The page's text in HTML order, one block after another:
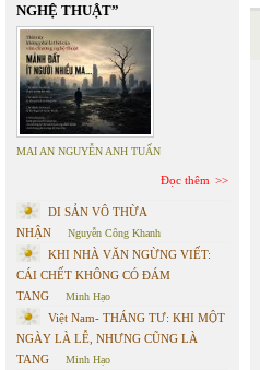
NGHỆ THUẬT”
MAI AN NGUYỄN ANH TUẤN
Đọc thêm
DI SẢN VÔ THỪA
NHẬN
Nguyễn Công Khanh
KHI NHÀ VĂN NGỪNG VIẾT:
CÁI CHẾT KHÔNG CÓ ĐÁM
TANG
Minh Hạo
Việt Nam- THÁNG TƯ: KHI MỘT
NGÀY LÀ LỄ, NHƯNG CŨNG LÀ
TANG
Minh Hạo